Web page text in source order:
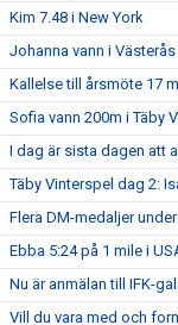
Kim 7.48 i New York
Johanna vann i Västerås
Kallelse till årsmöte 17
Sofia vann 200m i Täby
I dag är sista dagen att
Täby Vinterspel dag 2:
Flera DM-medaljer
Ebba 5:24 på 1 mile i
Nu är anmälan till IFK-
Vill du vara med och